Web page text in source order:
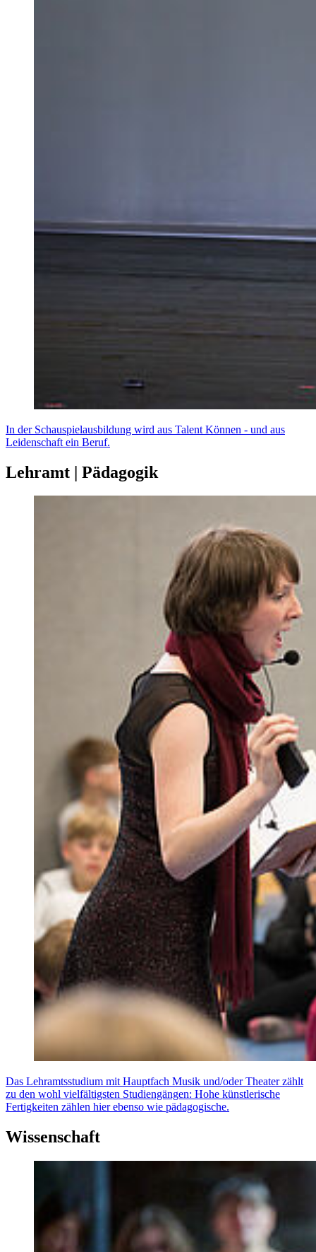
In der Schauspielausbildung wird aus Talent Können - und aus
Leidenschaft ein Beruf.
Lehramt | Pädagogik
Das Lehramtsstudium mit Hauptfach Musik und/oder Theater zählt
zu den wohl vielfältigsten Studiengängen: Hohe künstlerische
Fertigkeiten zählen hier ebenso wie pädagogische.
Wissenschaft